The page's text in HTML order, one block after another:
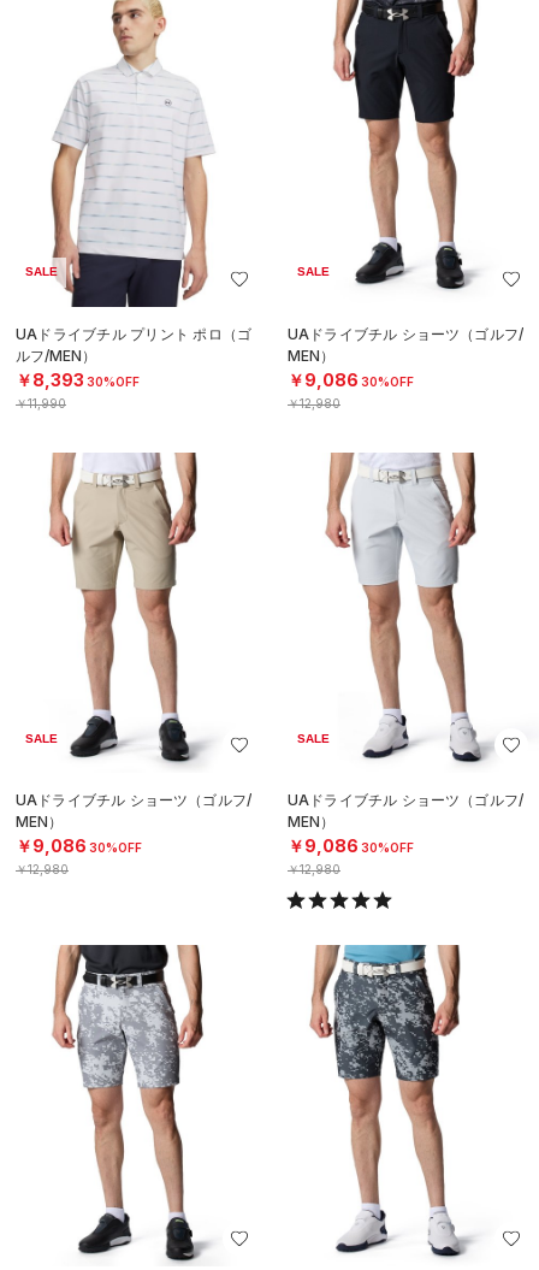
SALE
UAドライブチル プリント ポロ（ゴ
ルフ/MEN）
￥8,393 30%OFF
￥11,990
SALE
UAドライブチル ショーツ（ゴルフ/
MEN）
￥9,086 30%OFF
￥12,980
SALE
UAドライブチル ショーツ（ゴルフ/
MEN）
￥9,086 30%OFF
￥12,980
SALE
UAドライブチル ショーツ（ゴルフ/
MEN）
￥9,086 30%OFF
￥12,980